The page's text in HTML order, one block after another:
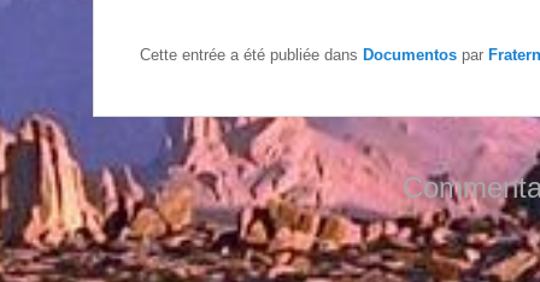
Cette entrée a été publiée dans Documentos par